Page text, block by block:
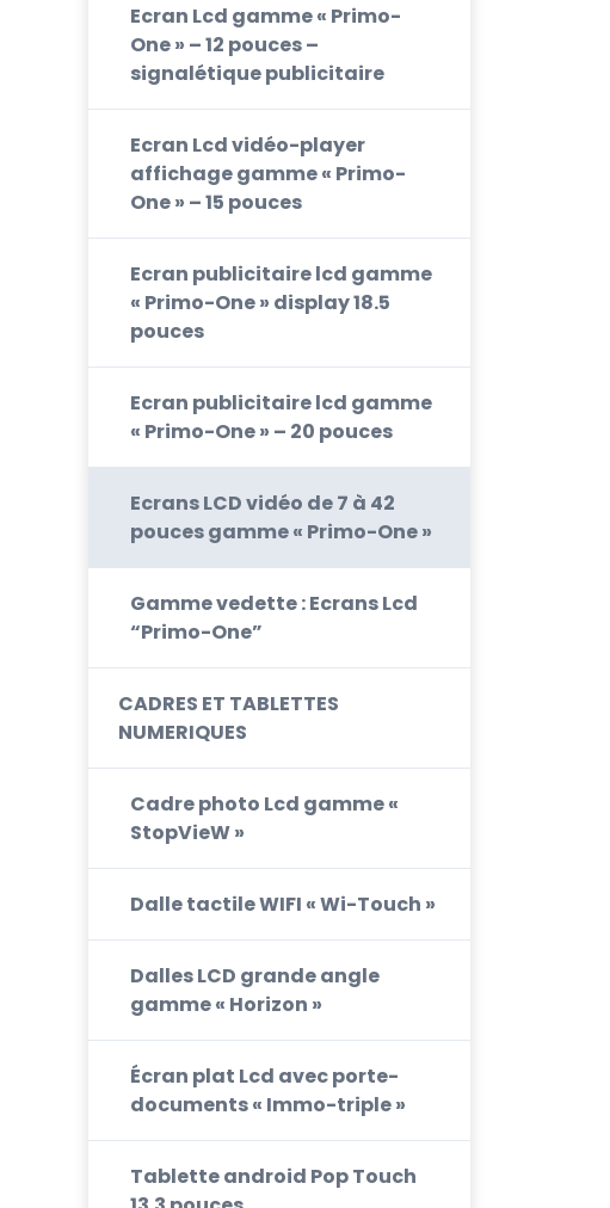
Ecran Lcd gamme « Primo-
One » – 12 pouces –
signalétique publicitaire
Ecran Lcd vidéo-player
affichage gamme « Primo-
One » – 15 pouces
Ecran publicitaire lcd gamme
« Primo-One » display 18.5
pouces
Ecran publicitaire lcd gamme
« Primo-One » – 20 pouces
Ecrans LCD vidéo de 7 à 42
pouces gamme « Primo-One »
Gamme vedette : Ecrans Lcd
“Primo-One”
CADRES ET TABLETTES
NUMERIQUES
Cadre photo Lcd gamme «
StopVieW »
Dalle tactile WIFI « Wi-Touch »
Dalles LCD grande angle
gamme « Horizon »
Écran plat Lcd avec porte-
documents « Immo-triple »
Tablette android Pop Touch